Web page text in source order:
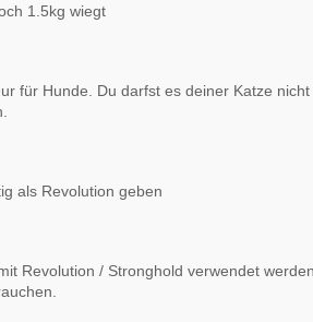
1.5kg wiegt
für Hunde. Du darfst es deiner Katze
als Revolution geben
Revolution / Stronghold verwendet